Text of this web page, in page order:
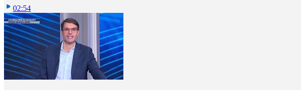
02:54